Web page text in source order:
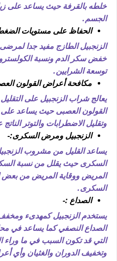
خلطه بالقرفة حيث يساعد على
الجسم.
الحفاظ على مستويات
الزنجبيل الطازج مفيد جدا
خفض سكر الدم ونسبة
توسعة الشرايين.
مكافحة أعراض القولون
يعالج شراب الزنجبيل على
القولون العصبى حيث يساعد على
وتقليل الاضطرابات والتوتر
الزنجبيل ومرض السكرى:-
يساعد القليل من مشروب
السكرى حيث يقلل من نسبة
المريض ووقاية المريض من
السكرى.
الصداع :-
يستخدم الزنجبيل كمهدىء
الصداع النصفي كما يساعد في
التي قد تكون السبب في ما وراء
وتخفيف الدوران والغثيان وأي